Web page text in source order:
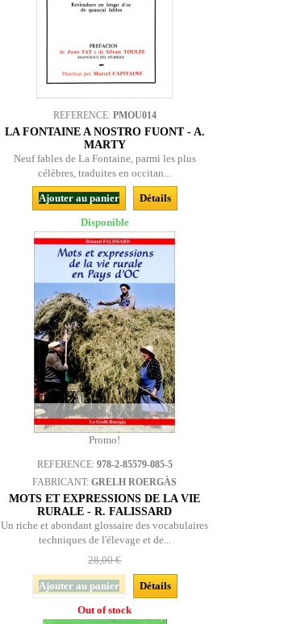
REFERENCE: PMOU014
LA FONTAINE A NOSTRO FUONT - A.
MARTY
Neuf fables de La Fontaine, parmi les plus
célèbres, traduites en occitan...
Ajouter au panier
Détails
Disponible
Promo!
REFERENCE: 978-2-85579-085-5
FABRICANT:GRELH ROERGÀS
MOTS ET EXPRESSIONS DE LA VIE
RURALE - R. FALISSARD
Un riche et abondant glossaire des vocabulaires
techniques de l'élevage et de...
28,00 €
Ajouter au panier
Détails
Out of stock